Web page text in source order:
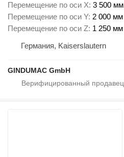
Перемещение по оси X 3 500 мм
Перемещение по оси Y 2 000 мм
Перемещение по оси Z 1 250 мм
Германия, Kaiserslautern
GINDUMAC GmbH